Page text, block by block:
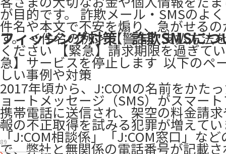
が目的です。 詐欺メール・SMSのよ
件名や本文で不安を煽り、急がせる
す。 ＜件名の例＞ 【警告】支払方法
ください 【緊急】請求期限を過ぎて
急】サービスを停止します ​ 以下のペ
しい事例や対策
フィッシング対策｜詐欺SMSにつ
2017年頃から、J:COMの名前をかた
ョートメッセージ（SMS）がスマー
携帯電話に送信され、架空の料金請
報の不正取得を試みる犯罪が増えてい
「J:COM相談係」「J:COM窓口」など
で、弊社と無関係の電話番号が記載
89